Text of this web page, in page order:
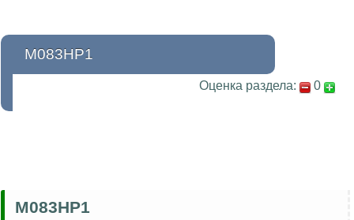
М083НР1
Оценка раздела: 0
М083НР1